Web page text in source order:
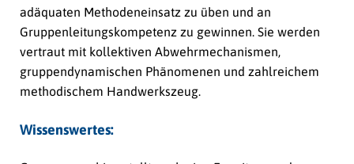
adäquaten Methodeneinsatz zu üben und an
Gruppenleitungskompetenz zu gewinnen. Sie werden
vertraut mit kollektiven Abwehrmechanismen,
gruppendynamischen Phänomenen und zahlreichem
methodischem Handwerkszeug.
Wissenswertes: